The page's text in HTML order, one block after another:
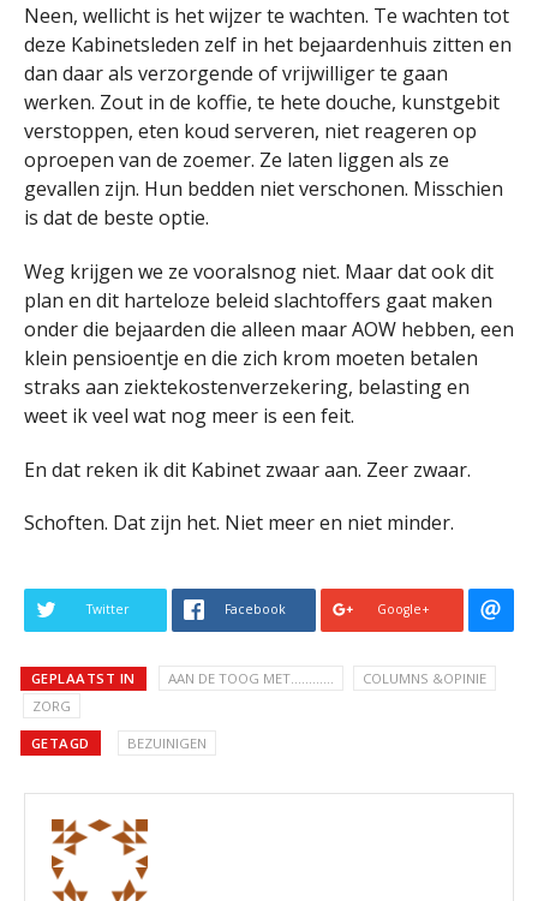
Neen, wellicht is het wijzer te wachten. Te wachten tot
deze Kabinetsleden zelf in het bejaardenhuis zitten en
dan daar als verzorgende of vrijwilliger te gaan
werken. Zout in de koffie, te hete douche, kunstgebit
verstoppen, eten koud serveren, niet reageren op
oproepen van de zoemer. Ze laten liggen als ze
gevallen zijn. Hun bedden niet verschonen. Misschien
is dat de beste optie.
Weg krijgen we ze vooralsnog niet. Maar dat ook dit
plan en dit harteloze beleid slachtoffers gaat maken
onder die bejaarden die alleen maar AOW hebben, een
klein pensioentje en die zich krom moeten betalen
straks aan ziektekostenverzekering, belasting en
weet ik veel wat nog meer is een feit.
En dat reken ik dit Kabinet zwaar aan. Zeer zwaar.
Schoften. Dat zijn het. Niet meer en niet minder.
Twitter Facebook Google+
GEPLAATST IN AAN DE TOOG MET............
COLUMNS &OPINIE
ZORG
GETAGD BEZUINIGEN